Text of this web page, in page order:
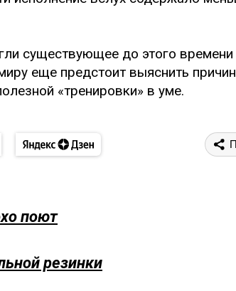
существующее до этого времени
еще предстоит выяснить
«тренировки» в уме.
поют
резинки